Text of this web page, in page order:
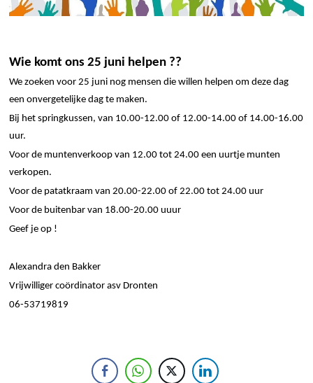
Wie komt ons 25 juni helpen ??
We zoeken voor 25 juni nog mensen die willen helpen om deze dag
een onvergetelijke dag te maken.
Bij het springkussen, van 10.00-12.00 of 12.00-14.00 of 14.00-16.00
uur.
Voor de muntenverkoop van 12.00 tot 24.00 een uurtje munten
verkopen.
Voor de patatkraam van 20.00-22.00 of 22.00 tot 24.00 uur
Voor de buitenbar van 18.00-20.00 uuur
Geef je op !
Alexandra den Bakker
Vrijwilliger coördinator asv Dronten
06-53719819